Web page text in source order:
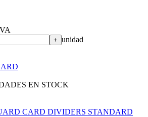
+ unidad
EN STOCK
CARD DIVIDERS STANDARD